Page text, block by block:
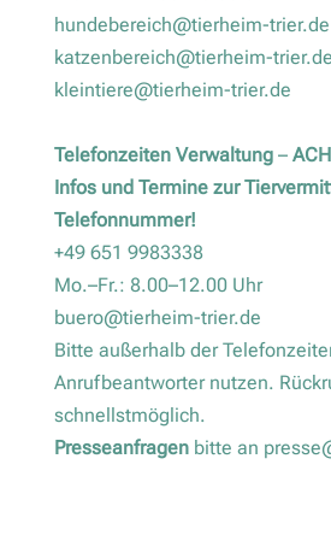
hundebereich@tierheim-trier.de
katzenbereich@tierheim-trier.de
kleintiere@tierheim-trier.de
Telefonzeiten Verwaltung–
Infos und Termine zur
Telefonnummer!
+49 651 9983338
Mo.–Fr.: 8.00–12.00 Uhr
buero@tierheim-trier.de
Bitte außerhalb der
Anrufbeantworter nutzen.
schnellstmöglich.
Presseanfragen bitte an